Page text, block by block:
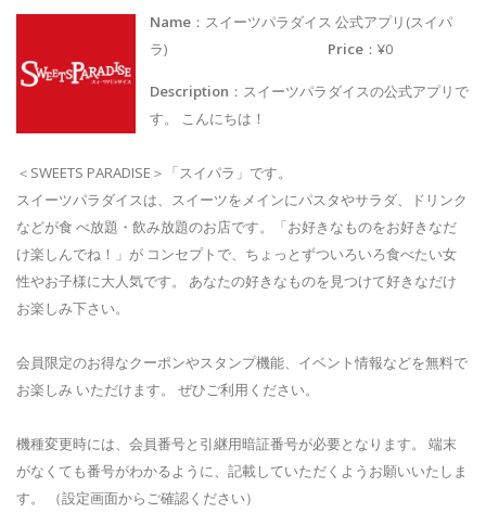
Name ：スイーツパラダイス 公式アプリ(スイパ
ラ)
Price ：¥0
Description ：スイーツパラダイスの公式アプリで
す。 こんにちは！
＜SWEETS PARADISE＞「スイパラ」です。
スイーツパラダイスは、スイーツをメインにパスタやサラダ、ドリンク
などが食 べ放題・飲み放題のお店です。「お好きなものをお好きなだ
け楽しんでね！」が コンセプトで、ちょっとずついろいろ食べたい女
性やお子様に大人気です。 あなたの好きなものを見つけて好きなだけ
お楽しみ下さい。
会員限定のお得なクーポンやスタンプ機能、イベント情報などを無料で
お楽しみ いただけます。 ぜひご利用ください。
機種変更時には、会員番号と引継用暗証番号が必要となります。 端末
がなくても番号がわかるように、記載していただくようお願いいたしま
す。 （設定画面からご確認ください）